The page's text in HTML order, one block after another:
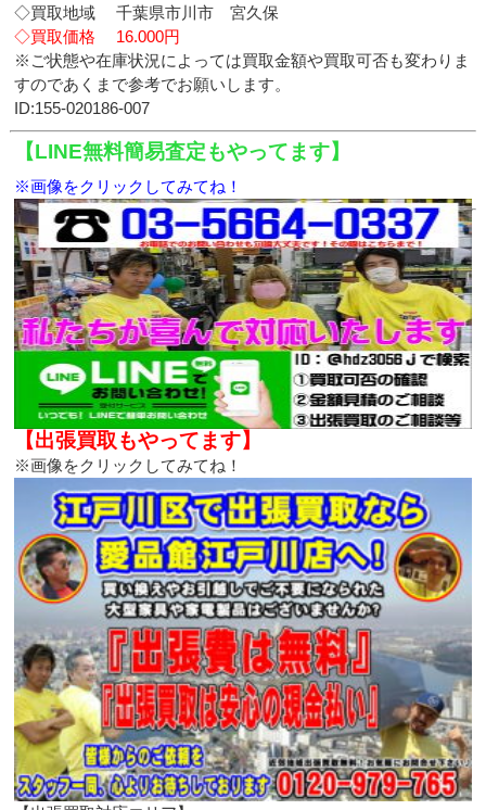
◇買取地域 千葉県市川市 宮久保
◇買取価格 16.000円
※ご状態や在庫状況によっては買取金額や買取可否も変わりま
すのであくまで参考でお願いします。
ID:155-020186-007
【LINE無料簡易査定もやってます】
※画像をクリックしてみてね！
【出張買取もやってます】
※画像をクリックしてみてね！